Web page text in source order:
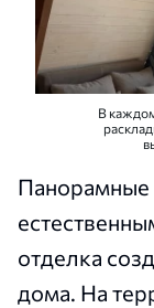
В
Панорамные
отделка
дома. На